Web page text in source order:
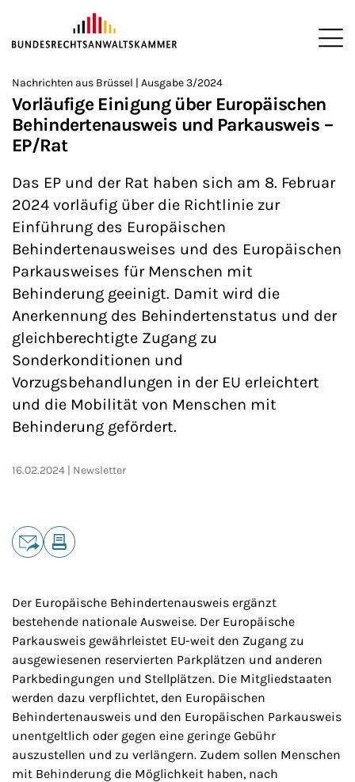
ZUM HAUPTINHALT SPRINGEN
Sie befinden sich hier:
>
Startseite
>
Newsroom
>
Newsletter
>
Nachrichten aus Brüssel
Nachrichten aus Brüssel | Ausgabe 3/2024
Vorläufige Einigung über Europäischen
Behindertenausweis und Parkausweis –
EP/Rat
Das EP und der Rat haben sich am 8. Februar
2024 vorläufig über die Richtlinie zur
Einführung des Europäischen
Behindertenausweises und des Europäischen
Parkausweises für Menschen mit
Behinderung geeinigt. Damit wird die
Anerkennung des Behindertenstatus und der
gleichberechtigte Zugang zu
Sonderkonditionen und
Vorzugsbehandlungen in der EU erleichtert
und die Mobilität von Menschen mit
Behinderung gefördert.
16.02.2024 Newsletter
Teilen
Der Europäische Behindertenausweis ergänzt
bestehende nationale Ausweise. Der Europäische
Parkausweis gewährleistet EU-weit den Zugang zu
ausgewiesenen reservierten Parkplätzen und anderen
Parkbedingungen und Stellplätzen. Die Mitgliedstaaten
werden dazu verpflichtet, den Europäischen
Behindertenausweis und den Europäischen Parkausweis
unentgeltlich oder gegen eine geringe Gebühr
auszustellen und zu verlängern. Zudem sollen Menschen
mit Behinderung die Möglichkeit haben, nach